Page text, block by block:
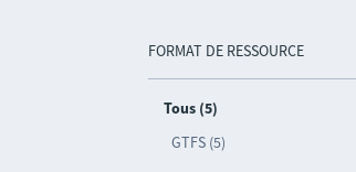
FORMAT DE RESSOURCE
Tous (5)
GTFS (5)